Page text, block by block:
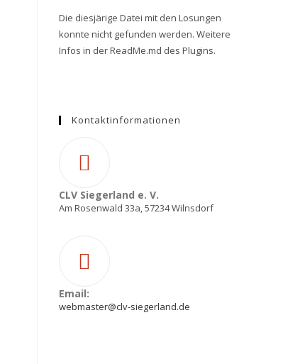
Die diesjärige Datei mit den Losungen
konnte nicht gefunden werden. Weitere
Infos in der ReadMe.md des Plugins.
Kontaktinformationen
CLV Siegerland e. V.
Am Rosenwald 33a, 57234 Wilnsdorf
Email:
webmaster@clv-siegerland.de